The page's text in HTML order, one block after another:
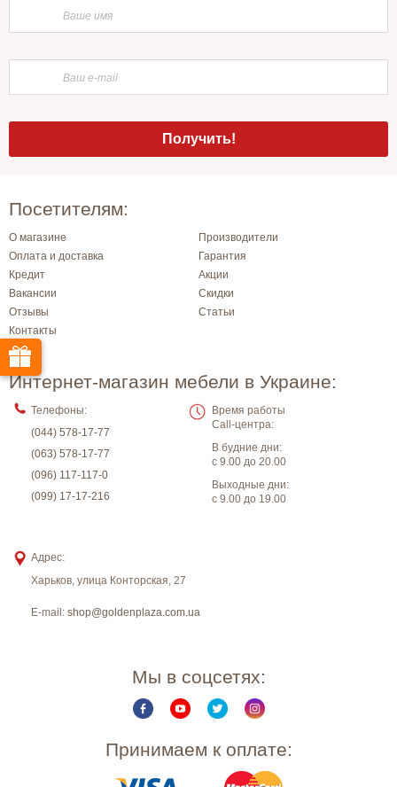
Посетителям:
О магазине
Производители
Оплата и доставка
Гарантия
Кредит
Акции
Вакансии
Скидки
Отзывы
Статьи
Контакты
Интернет-магазин мебели в Украине:
Телефоны:
(044) 578-17-77
(063) 578-17-77
(096) 117-117-0
(099) 17-17-216
Время работы
Call-центра:
В будние дни:
с 9.00 до 20.00
Выходные дни:
с 9.00 до 19.00
Адрес:
Харьков, улица Конторская, 27
E-mail: shop@goldenplaza.com.ua
Мы в соцсетях:
Принимаем к оплате: